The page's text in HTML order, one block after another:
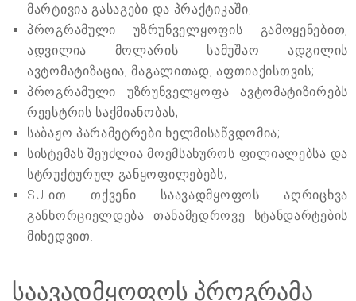
მარტივია გასაგები და პრაქტიკაში;
პროგრამული უზრუნველყოფის გამოყენებით,
ადვილია მოლარის სამუშაო ადგილის
ავტომატიზაცია, მაგალითად, აფთიაქისთვის;
პროგრამული უზრუნველყოფა ავტომატიზირებს
რეესტრის საქმიანობას;
საბაჟო პარამეტრები ხელმისაწვდომია;
სისტემას შეუძლია მოემსახუროს ფილიალებსა და
სტრუქტურულ განყოფილებებს;
SU-ით თქვენი საავადმყოფოს აღრიცხვა
განხორციელდება თანამედროვე სტანდარტების
მიხედვით.
საავადმყოფოს პროგრამა